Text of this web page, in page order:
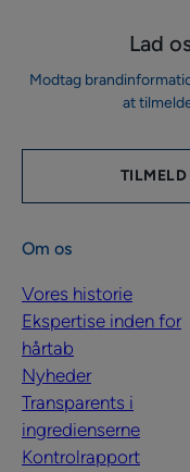
Lad
Modtag
at
TILMELD
Om os
Vores historie
Ekspertise inden for
hårtab
Nyheder
Transparents i
ingredienserne
Kontrolrapport